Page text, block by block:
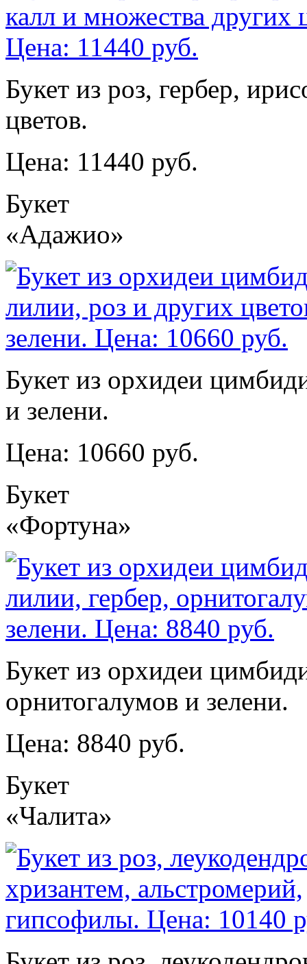
Букет из роз, гербер,
цветов.
Цена: 11440 руб.
Букет
«Адажио»
Букет из орхидеи
и зелени.
Цена: 10660 руб.
Букет
«Фортуна»
Букет из орхидеи
орнитогалумов и зелени.
Цена: 8840 руб.
Букет
«Чалита»